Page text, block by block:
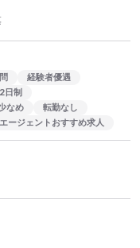
経験者優遇
日制
なめ
転勤なし
エージェントおすすめ求人